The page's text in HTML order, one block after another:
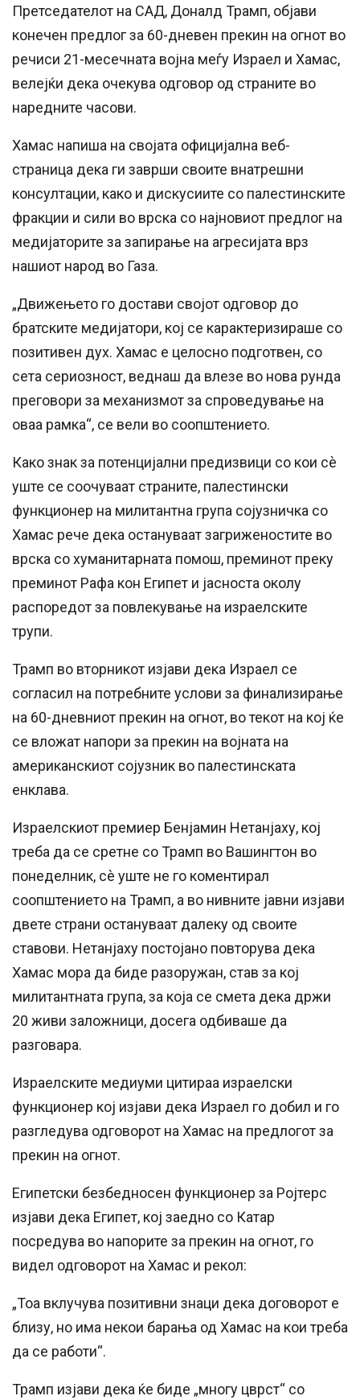
Претседателот на САД, Доналд Трамп, објави
конечен предлог за 60-дневен прекин на огнот во
речиси 21-месечната војна меѓу Израел и Хамас,
велејќи дека очекува одговор од страните во
наредните часови.
Хамас напиша на својата официјална веб-
страница дека ги заврши своите внатрешни
консултации, како и дискусиите со палестинските
фракции и сили во врска со најновиот предлог на
медијаторите за запирање на агресијата врз
нашиот народ во Газа.
„Движењето го достави својот одговор до
братските медијатори, кој се карактеризираше со
позитивен дух. Хамас е целосно подготвен, со
сета сериозност, веднаш да влезе во нова рунда
преговори за механизмот за спроведување на
оваа рамка“, се вели во соопштението.
Како знак за потенцијални предизвици со кои сè
уште се соочуваат страните, палестински
функционер на милитантна група сојузничка со
Хамас рече дека остануваат загриженостите во
врска со хуманитарната помош, преминот преку
преминот Рафа кон Египет и јасноста околу
распоредот за повлекување на израелските
трупи.
Трамп во вторникот изјави дека Израел се
согласил на потребните услови за финализирање
на 60-дневниот прекин на огнот, во текот на кој ќе
се вложат напори за прекин на војната на
американскиот сојузник во палестинската
енклава.
Израелскиот премиер Бенјамин Нетанјаху, кој
треба да се сретне со Трамп во Вашингтон во
понеделник, сè уште не го коментирал
соопштението на Трамп, а во нивните јавни изјави
двете страни остануваат далеку од своите
ставови. Нетанјаху постојано повторува дека
Хамас мора да биде разоружан, став за кој
милитантната група, за која се смета дека држи
20 живи заложници, досега одбиваше да
разговара.
Израелските медиуми цитираа израелски
функционер кој изјави дека Израел го добил и го
разгледува одговорот на Хамас на предлогот за
прекин на огнот.
Египетски безбедносен функционер за Ројтерс
изјави дека Египет, кој заедно со Катар
посредува во напорите за прекин на огнот, го
видел одговорот на Хамас и рекол:
„Тоа вклучува позитивни знаци дека договорот е
близу, но има некои барања од Хамас на кои треба
да се работи“.
Трамп изјави дека ќе биде „многу цврст“ со